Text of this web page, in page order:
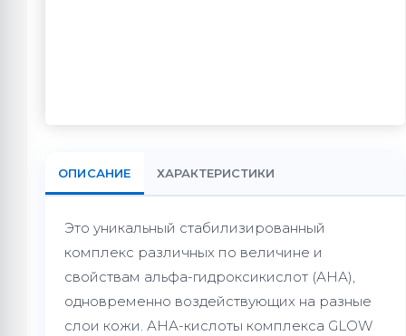
ОПИСАНИЕ ХАРАКТЕРИСТИКИ
Это уникальный стабилизированный
комплекс различных по величине и
свойствам альфа-гидроксикислот (АНА),
одновременно воздействующих на разные
слои кожи. АНА-кислоты комплекса GLOW